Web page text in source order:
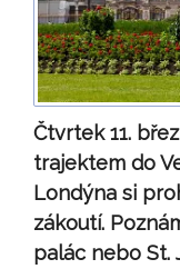
Čtvrtek 11.
trajektem do
Londýna si
zákoutí.
palác nebo St.